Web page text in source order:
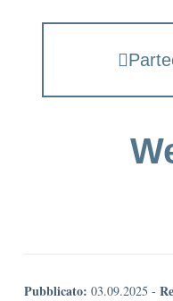
Pubblicato: 03.09.2025 -